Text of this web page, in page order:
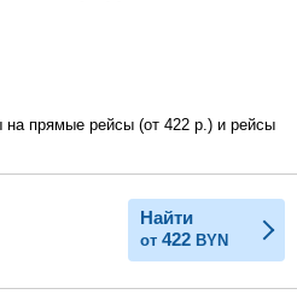
Июль
на прямые рейсы (от 422 р. ) и рейсы
Найти
от 422 BYN